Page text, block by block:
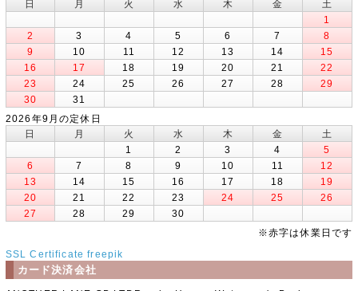
日
月 火 水 木 金
土
1
2
3 4 5 6 7
8
9
10 11 12 13 14
15
16
17 18 19 20 21
22
23
24 25 26 27 28
29
30
31
2026年9月の定休日
日
月 火 水 木 金
土
1
2 3 4
5
6
7 8 9 10 11
12
13
14 15 16 17 18
19
20
21 22 23 24 25
26
27
28 29
30
※赤字は休業日です
SSL Certificate freepik
カード決済会社